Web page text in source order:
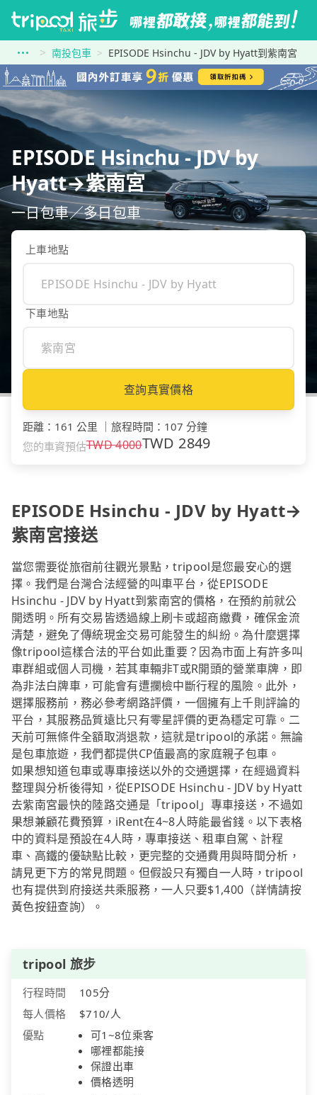
南投包車 EPISODE Hsinchu - JDV by Hyatt到紫南宮
EPISODE Hsinchu - JDV by
Hyatt→紫南宮
一日包車／多日包車
上車地點
下車地點
查詢真實價格
距離 ： 161 公里 旅程時間 ： 107 分鐘
您的車資預估TWD4000TWD 2849
EPISODE Hsinchu - JDV by Hyatt→
紫南宮接送
當您需要從旅宿前往觀光景點，tripool是您最安心的選
擇。我們是台灣合法經營的叫車平台，從EPISODE
Hsinchu - JDV by Hyatt到紫南宮的價格，在預約前就公
開透明。所有交易皆透過線上刷卡或超商繳費，確保金流
清楚，避免了傳統現金交易可能發生的糾紛。為什麼選擇
像tripool這樣合法的平台如此重要？因為市面上有許多叫
車群組或個人司機，若其車輛非T或R開頭的營業車牌，即
為非法白牌車，可能會有遭攔檢中斷行程的風險。此外，
選擇服務前，務必參考網路評價，一個擁有上千則評論的
平台，其服務品質遠比只有零星評價的更為穩定可靠。二
天前可無條件全額取消退款，這就是tripool的承諾。無論
是包車旅遊，我們都提供CP值最高的家庭親子包車。
如果想知道包車或專車接送以外的交通選擇，在經過資料
整理與分析後得知，從EPISODE Hsinchu - JDV by Hyatt
去紫南宮最快的陸路交通是「tripool」專車接送，不過如
果想兼顧花費預算，iRent在4~8人時能最省錢。以下表格
中的資料是預設在4人時，專車接送、租車自駕、計程
車、高鐵的優缺點比較，更完整的交通費用與時間分析，
請見更下方的常見問題。但假設只有獨自一人時，tripool
也有提供到府接送共乘服務，一人只要$1,400（詳情請按
黃色按鈕查詢）。
tripool 旅步
行程時間
105分
每人價格
$710/人
優點
可1~8位乘客
哪裡都能接
保證出車
價格透明